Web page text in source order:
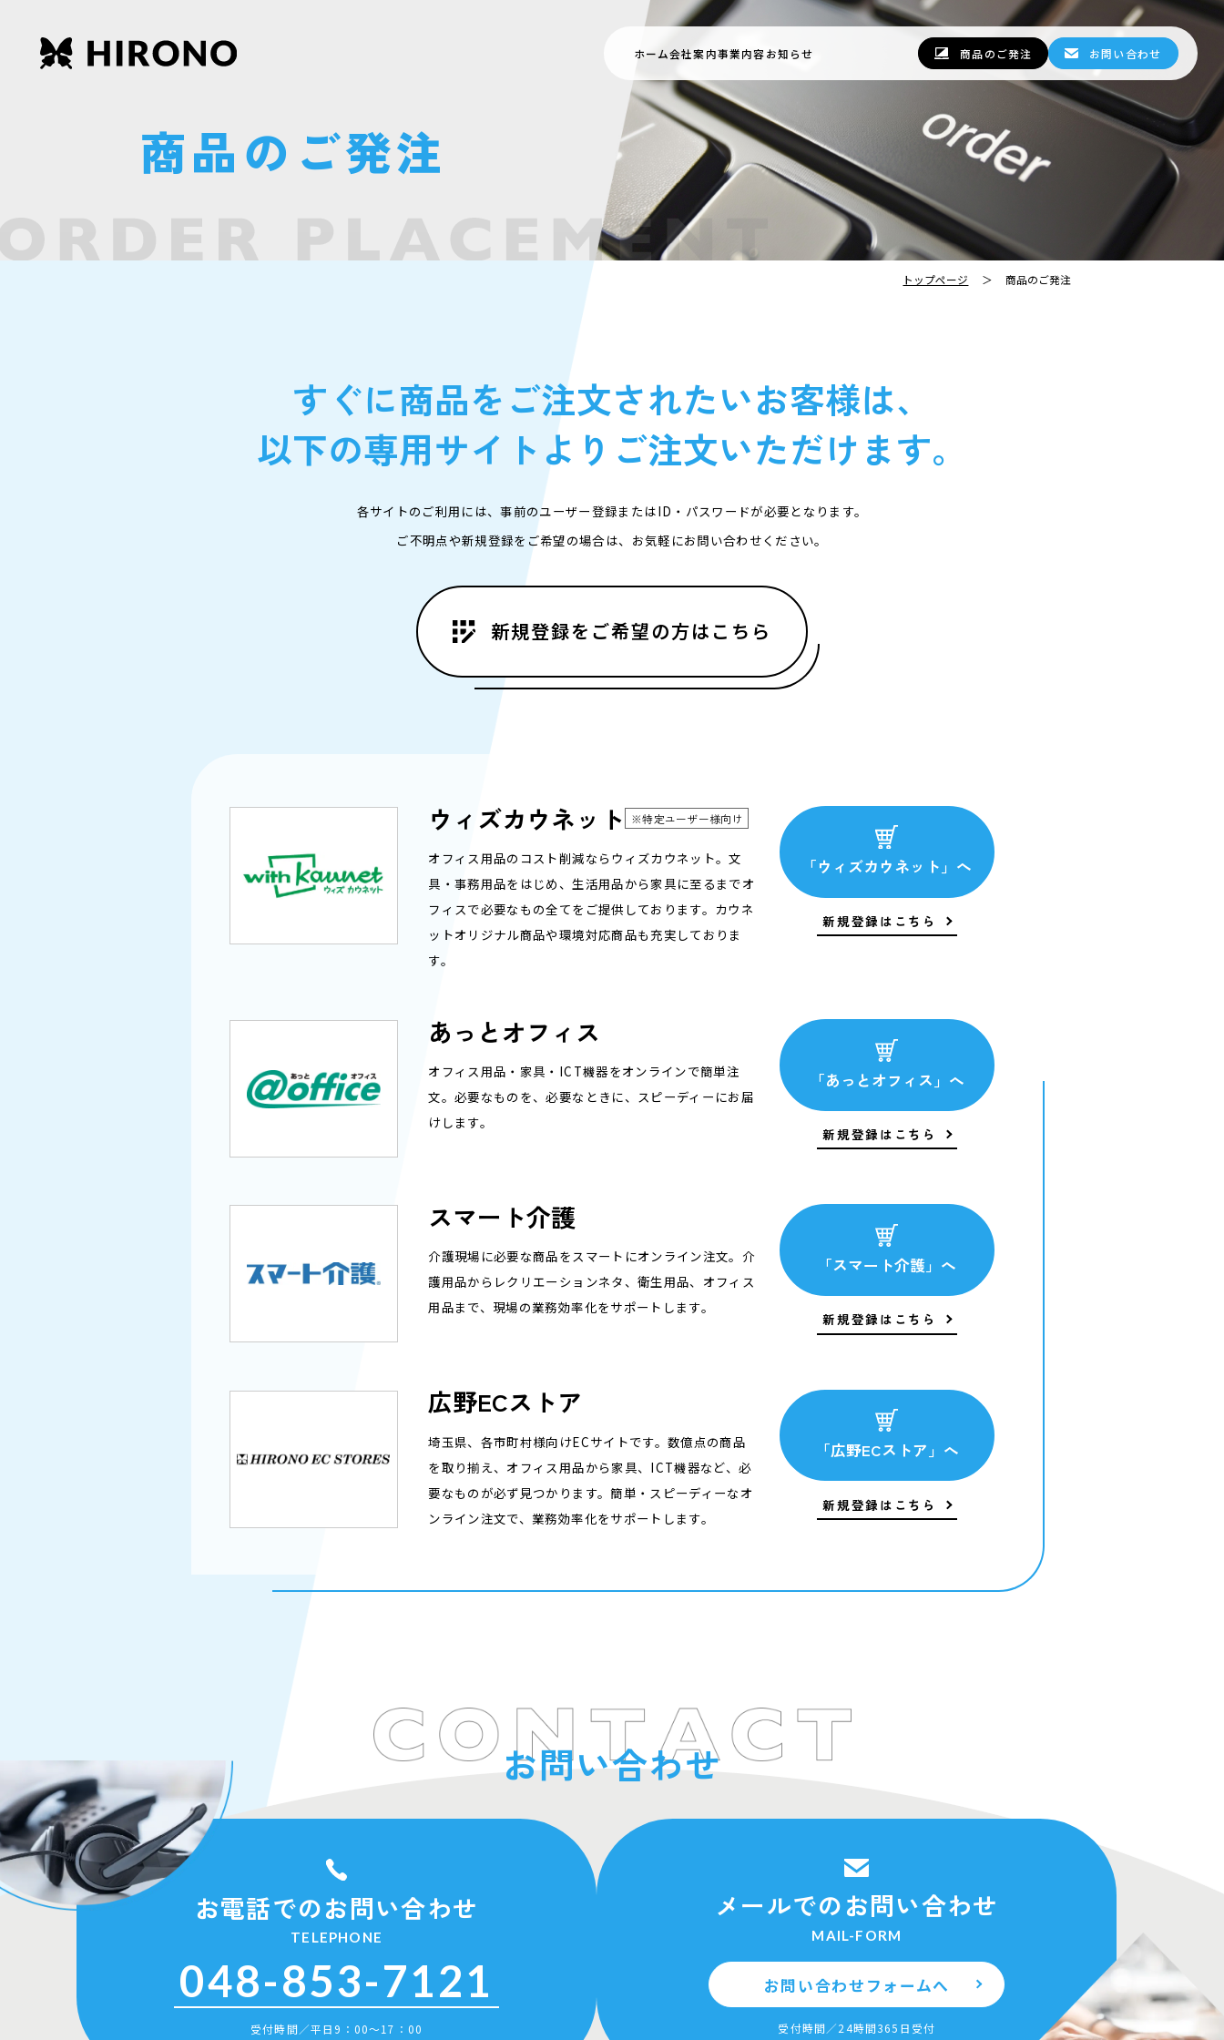
ホーム会社案内事業内容お知らせ 商品のご発注 お問い合わせ
商品のご発注
トップページ 商品のご発注
すぐに商品をご注文されたいお客様は、
以下の専用サイトより ご注文いただけます。
各サイトのご利用には、事前のユーザー登録またはID・パスワードが必要となります。
ご不明点や新規登録をご希望の場合は、お気軽にお問い合わせください。
新規登録を ご希望の方はこちら
ウィズカウネット ※特定ユーザー様向け
オフィス用品のコスト削減ならウィズカウネット。文
具・事務用品をはじめ、生活用品から家具に至るまでオ
フィスで必要なもの全てをご提供しております。カウネ
ットオリジナル商品や環境対応商品も充実しておりま
す。
「ウィズカウネット」へ
新規登録はこちら
あっとオフィス
オフィス用品・家具・ICT機器をオンラインで簡単注
文。必要なものを、必要なときに、スピーディーにお届
けします。
「あっとオフィス」へ
新規登録はこちら
スマート介護
介護現場に必要な商品をスマートにオンライン注文。介
護用品からレクリエーションネタ、衛生用品、オフィス
用品まで、現場の業務効率化をサポートします。
「スマート介護」へ
新規登録はこちら
広野ECストア
埼玉県、各市町村様向けECサイトです。数億点の商品
を取り揃え、オフィス用品から家具、ICT機器など、必
要なものが必ず見つかります。簡単・スピーディーなオ
ンライン注文で、業務効率化をサポートします。
「広野ECストア」へ
新規登録はこちら
お問い合わせ
お電話でのお問い合わせ
TELEPHONE
048-853-7121
受付時間／平日9：00〜17：00
メールでのお問い合わせ
MAIL-FORM
お問い合わせフォームへ
受付時間／24時間365日受付